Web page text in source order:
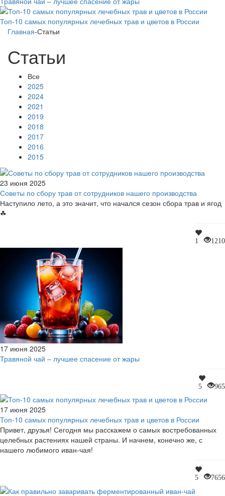
Топ-10 самых популярных лечебных трав и цветов в России
Главная-Статьи
Статьи
Все
2025
2024
2021
2019
2018
2017
2016
2015
23 июня 2025
Советы по сбору трав от сотрудников нашего производства
Наступило лето, а это значит, что начался сезон сбора трав и ягод
☘
1 1210
17 июня 2025
Травяной чай – лучшее спасение от жары
5 965
17 июня 2025
Топ-10 самых популярных лечебных трав и цветов в России
Привет, друзья! Сегодня мы расскажем о самых востребованных
целебных растениях нашей страны. И начнем, конечно же, с
нашего любимого иван-чая!
5 7656